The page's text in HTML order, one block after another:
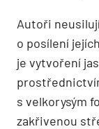
Autoři
o posílení
je vytvoření
s velkorysým
zakřivenou